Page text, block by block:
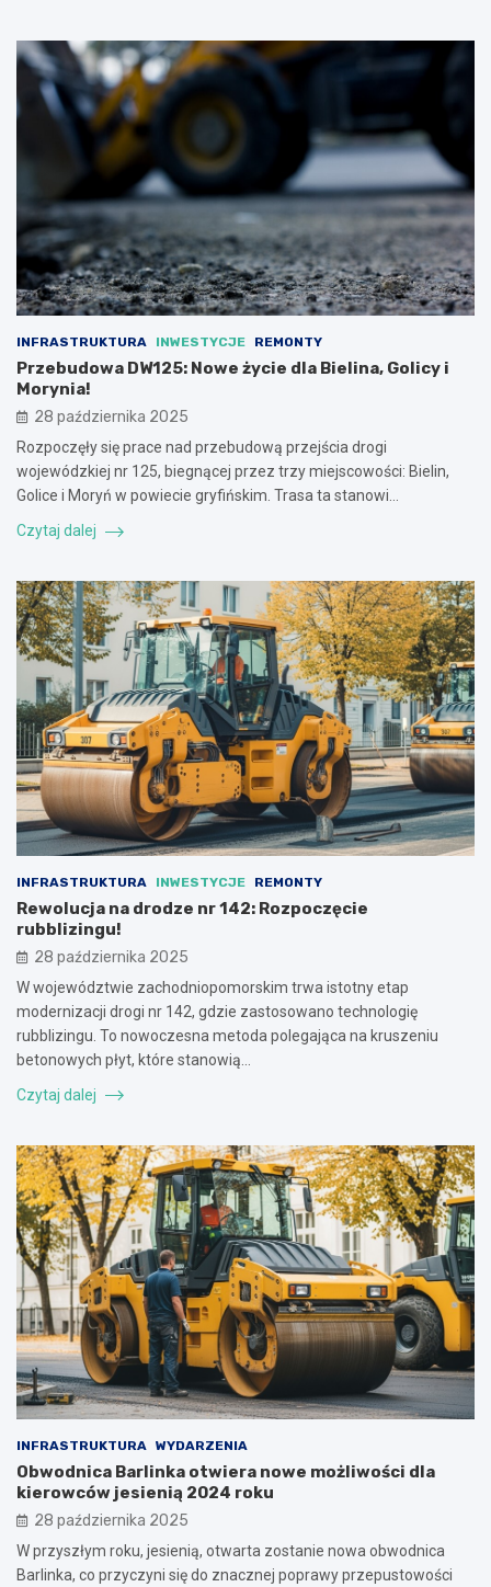
INFRASTRUKTURA INWESTYCJE REMONTY
Przebudowa DW125: Nowe życie dla Bielina, Golicy i
Morynia!
28 października 2025
Rozpoczęły się prace nad przebudową przejścia drogi
wojewódzkiej nr 125, biegnącej przez trzy miejscowości: Bielin,
Golice i Moryń w powiecie gryfińskim. Trasa ta stanowi…
Czytaj dalej
INFRASTRUKTURA INWESTYCJE REMONTY
Rewolucja na drodze nr 142: Rozpoczęcie
rubblizingu!
28 października 2025
W województwie zachodniopomorskim trwa istotny etap
modernizacji drogi nr 142, gdzie zastosowano technologię
rubblizingu. To nowoczesna metoda polegająca na kruszeniu
betonowych płyt, które stanowią…
Czytaj dalej
INFRASTRUKTURA WYDARZENIA
Obwodnica Barlinka otwiera nowe możliwości dla
kierowców jesienią 2024 roku
28 października 2025
W przyszłym roku, jesienią, otwarta zostanie nowa obwodnica
Barlinka, co przyczyni się do znacznej poprawy przepustowości